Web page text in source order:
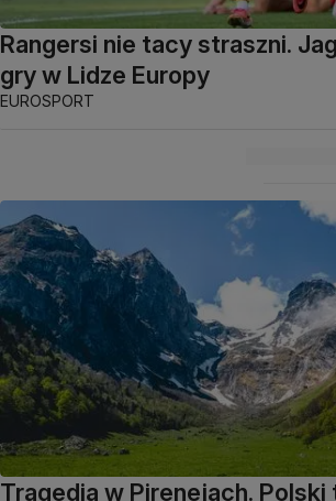
Rangersi nie tacy straszni.
gry w Lidze Europy
EUROSPORT
Tragedia w Pirenejach.